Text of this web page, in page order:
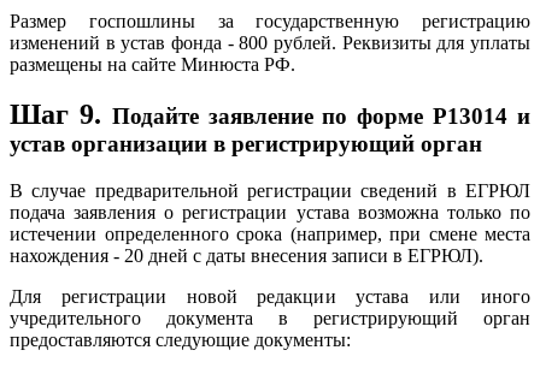
Размер госпошлины за государственную регистрацию
изменений в устав фонда - 800 рублей. Реквизиты для уплаты
размещены на сайте Минюста РФ.
Шаг 9. Подайте заявление по форме Р13014 и
устав организации в регистрирующий орган
В случае предварительной регистрации сведений в ЕГРЮЛ
подача заявления о регистрации устава возможна только по
истечении определенного срока (например, при смене места
нахождения - 20 дней с даты внесения записи в ЕГРЮЛ).
Для регистрации новой редакции устава или иного
учредительного документа в регистрирующий орган
предоставляются следующие документы: